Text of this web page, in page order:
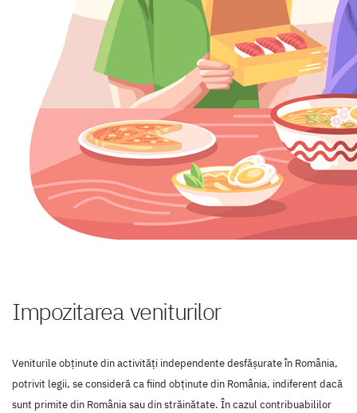
Impozitarea veniturilor
Veniturile obținute din activități independente desfășurate în România,
potrivit legii, se consideră ca fiind obținute din România, indiferent dacă
sunt primite din România sau din străinătate. În cazul contribuabililor